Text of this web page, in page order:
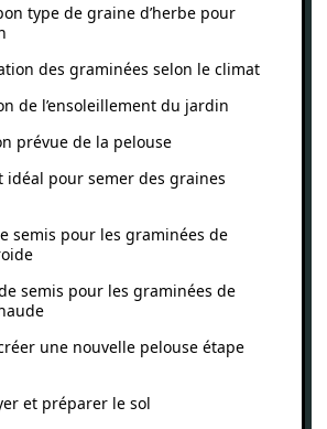
type de graine d’herbe pour
des graminées selon le climat
de l’ensoleillement du jardin
prévue de la pelouse
idéal pour semer des graines
semis pour les graminées de
semis pour les graminées de
une nouvelle pelouse étape
et préparer le sol